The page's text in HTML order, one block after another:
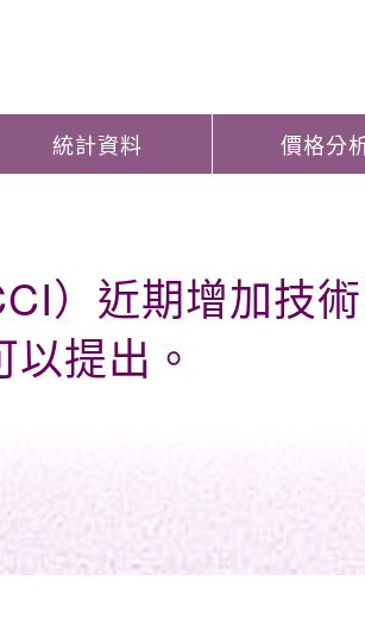
統計資料 價格分
）近期增加技
提出。